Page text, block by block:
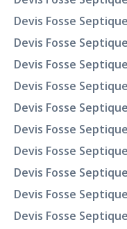
Devis Fosse
Devis Fosse
Devis Fosse
Devis Fosse
Devis Fosse
Devis Fosse
Devis Fosse
Devis Fosse
Devis Fosse
Devis Fosse